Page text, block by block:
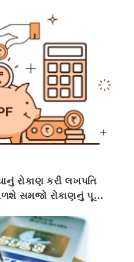
રોકાણ કરી લખપતિ
સમજો રોકાણનું પૂરું